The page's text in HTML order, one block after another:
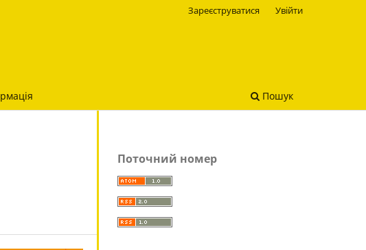
Пошук
Зареєструватися Увійти
Поточний номер